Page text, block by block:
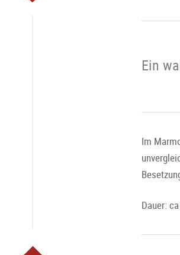
Ein
Im
Dauer: